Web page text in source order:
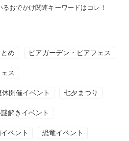
おでかけ関連キーワードはコレ！
め ビアガーデン・ビアフェス
ス
開催イベント 七夕まつり
解きイベント
ベント 恐竜イベント